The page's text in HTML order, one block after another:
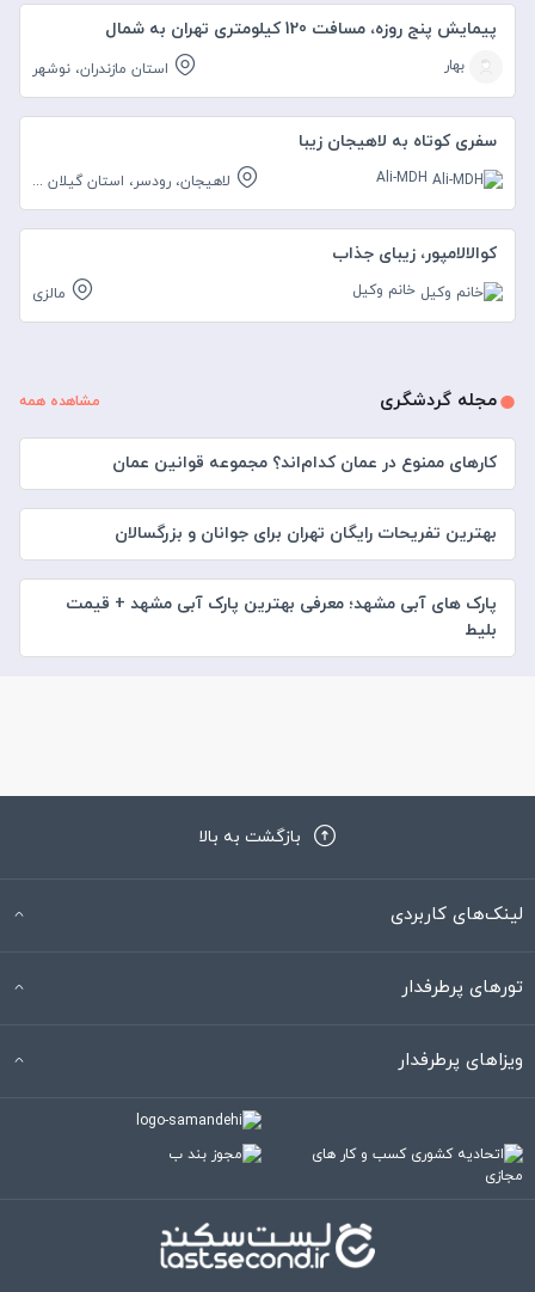
پیمایش پنج روزه، مسافت 120 کیلومتری تهران به شمال
بهار استان مازندران، نوشهر
سفری کوتاه به لاهیجان زیبا
Ali-MDH لاهیجان، رودسر، استان گیلان ...
کوالالامپور، زیبای جذاب
خانم وکیل مالزی
مجله گردشگری مشاهده همه
کارهای ممنوع در عمان کدام‌اند؟ مجموعه قوانین عمان
بهترین تفریحات رایگان تهران برای جوانان و بزرگسالان
پارک های آبی مشهد؛ معرفی بهترین پارک آبی مشهد + قیمت
بلیط
بازگشت به بالا
لینک‌های کاربردی
تورهای پرطرفدار
ویزاهای پرطرفدار